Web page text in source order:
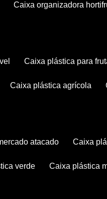
caixa organizadora
caixa plástica para
caixa plástica agrícola
atacado caixa
verde caixa plástica